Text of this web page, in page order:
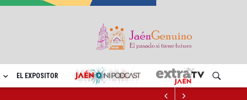
EL EXPOSITOR